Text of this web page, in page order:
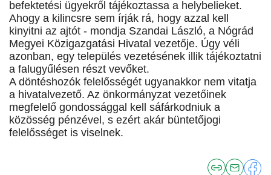
befektetési ügyekről tájékoztassa a helybelieket.
Ahogy a kilincsre sem írják rá, hogy azzal kell
kinyitni az ajtót - mondja Szandai László, a Nógrád
Megyei Közigazgatási Hivatal vezetője. Úgy véli
azonban, egy település vezetésének illik tájékoztatni
a falugyűlésen részt vevőket.
A döntéshozók felelősségét ugyanakkor nem vitatja
a hivatalvezető. Az önkormányzat vezetőinek
megfelelő gondossággal kell sáfárkodniuk a
közösség pénzével, s ezért akár büntetőjogi
felelősséget is viselnek.